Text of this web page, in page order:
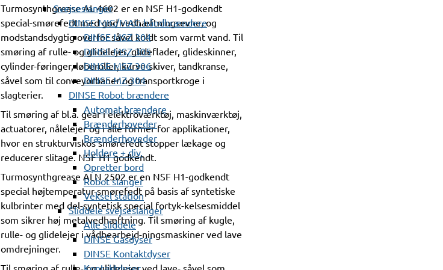
Svejseslanger
DINSE MIG/MAG håndbrændere
DINSE MSZ 304
DINSE MSZ 305
DINSE MSZ 306
DINSE MZ 304
DINSE Robot brændere
Automat brændere
Brænderhoveder
Brænderhoveder
Holdere + div.
Opretter bord
Robot slanger
Veksel station
Sliddele svejseslanger
Alle sliddele
DINSE Gasdyser
DINSE Kontaktdyser
Kontaktdyser
Turmosynthgrease AL 4602 er en NSF H1-godkendt
special-smørefedt med god vedhæftningsevne, og
modstandsdygtig overfor såvel koldt som varmt vand. Til
smøring af rulle- og glidelejer, glideflader, glideskinner,
cylinder-føringer, løberuller, kurve-skiver, tandkranse,
såvel som til conveyorbaner og transportkroge i
slagterier.
Til smøring af bl.a. gear i elektroværktøj, maskinværktøj,
actuatorer, nålelejer og i alle former for applikationer,
hvor en strukturviskos smørefedt stopper lækage og
reducerer slitage. NSF H1 godkendt.
Turmosynthgrease ALN 2502 er en NSF H1-godkendt
special højtemperatur-smørefedt på basis af syntetiske
kulbrinter med del-syntetisk special fortyk-kelsesmiddel
som sikrer høj metalvedhæftning. Til smøring af kugle,
rulle- og glidelejer i vådbearbejd-ningsmaskiner ved lave
omdrejninger.